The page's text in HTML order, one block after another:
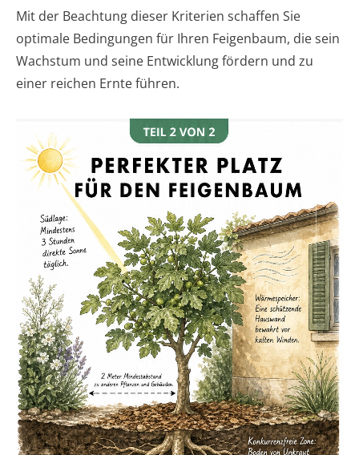
Mit der Beachtung dieser Kriterien schaffen Sie
optimale Bedingungen für Ihren Feigenbaum, die sein
Wachstum und seine Entwicklung fördern und zu
einer reichen Ernte führen.